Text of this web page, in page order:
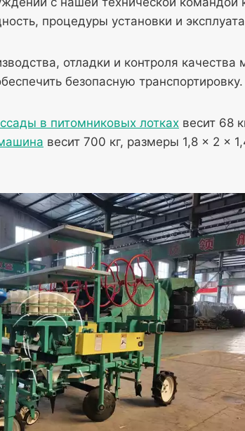
процедуры установки и
отладки и контроля
безопасную транспортировку.
в питомниковых лотках весит 68
весит 700 кг, размеры 1,8 × 2 ×